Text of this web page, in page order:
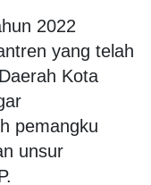
2022
yang telah
Kota
pemangku
unsur